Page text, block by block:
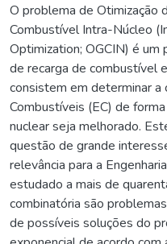
O problema de Otimização
Combustível Intra-Núcleo
Optimization; OGCIN) é um
de recarga de combustível
consistem em determinar
Combustíveis (EC) de
nuclear seja melhorado.
questão de grande
relevância para a
estudado a mais de
combinatória são
de possíveis soluções do